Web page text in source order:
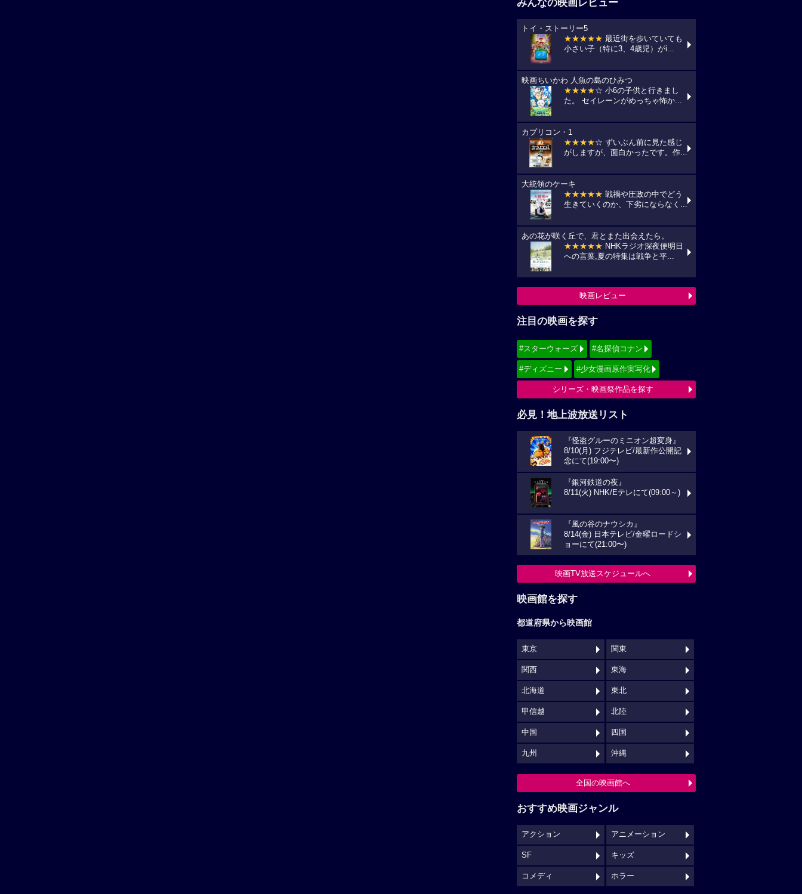
みんなの映画レビュー
トイ・ストーリー5
★★★★★ 最近街を歩いていても
小さい子（特に3、4歳児）がi...
映画ちいかわ 人魚の島のひみつ
★★★★☆ 小6の子供と行きまし
た。 セイレーンがめっちゃ怖か...
カプリコン・1
★★★★☆ ずいぶん前に見た感じ
がしますが、面白かったです。作...
大統領のケーキ
★★★★★ 戦禍や圧政の中でどう
生きていくのか、下劣にならなく...
あの花が咲く丘で、君とまた出会えたら。
★★★★★ NHKラジオ深夜便明日
への言葉,夏の特集は戦争と平...
映画レビュー
注目の映画を探す
#スターウォーズ #名探偵コナン
#ディズニー #少女漫画原作実写化
シリーズ・映画祭作品を探す
必見！地上波放送リスト
『怪盗グルーのミニオン超変身』
8/10(月) フジテレビ/最新作公開記
念にて(19:00〜)
『銀河鉄道の夜』
8/11(火) NHK/Eテレにて(09:00～)
『風の谷のナウシカ』
8/14(金) 日本テレビ/金曜ロードシ
ョーにて(21:00〜)
映画TV放送スケジュールへ
映画館を探す
都道府県から映画館
東京 関東
関西 東海
北海道 東北
甲信越 北陸
中国 四国
九州 沖縄
全国の映画館へ
おすすめ映画ジャンル
アクション アニメーション
SF キッズ
コメディ ホラー